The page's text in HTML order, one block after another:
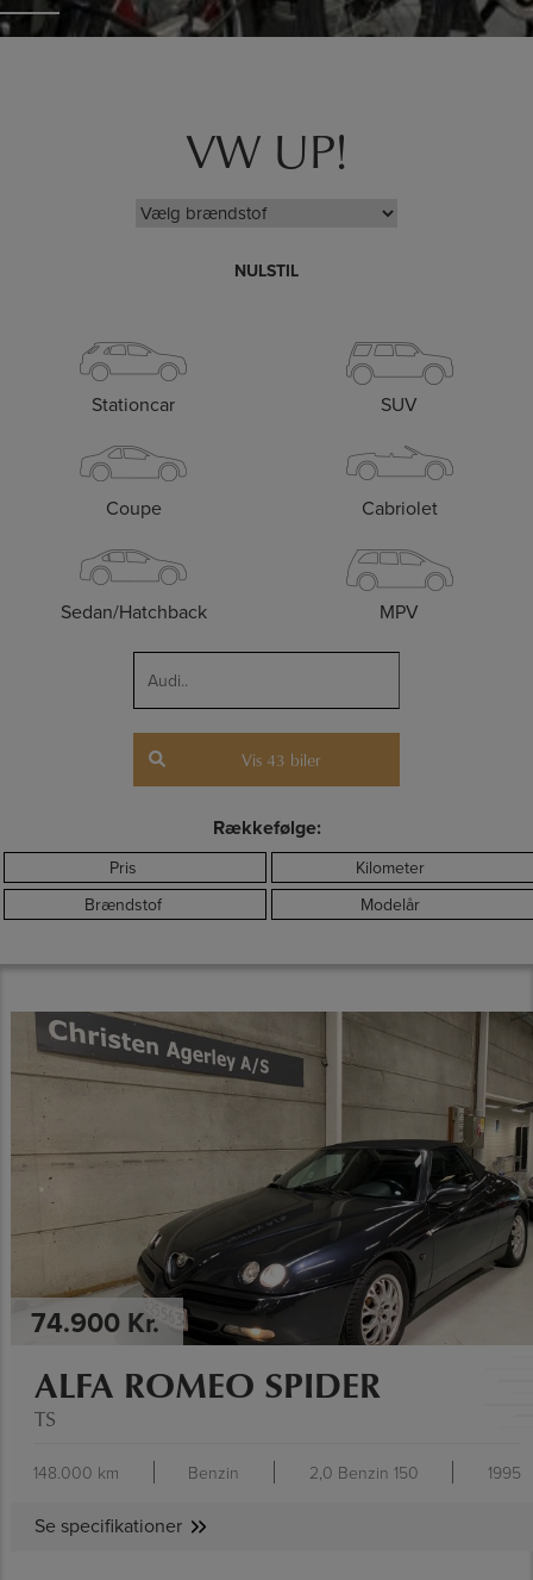
VW UP!
NULSTIL
Stationcar SUV
Coupe Cabriolet
Sedan/Hatchback MPV
Vis 43 biler
Rækkefølge:
Pris
Kilometer
Brændstof
Modelår
74.900 Kr.
SE SPECIFIKATIONER
ALFA ROMEO SPIDER
TS
148.000 km Benzin 2,0 Benzin 150 1995
Se specifikationer